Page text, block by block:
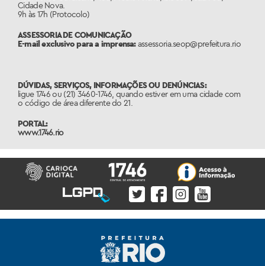
Cidade Nova.
9h às 17h (Protocolo)
ASSESSORIA DE COMUNICAÇÃO
E-mail exclusivo para a imprensa:assessoria.seop@prefeitura.rio
DÚVIDAS, SERVIÇOS, INFORMAÇÕES OU DENÚNCIAS:
ligue 1746 ou (21) 3460-1746, quando estiver em uma cidade com
o código de área diferente do 21.
PORTAL:
www.1746.rio